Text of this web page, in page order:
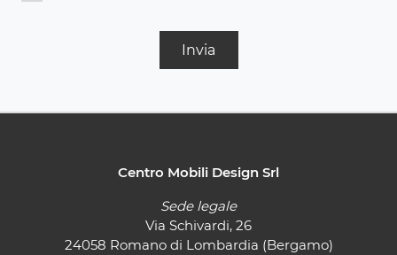
Invia
Centro Mobili Design Srl
Sede legale
Via Schivardi, 26
24058 Romano di Lombardia (Bergamo)